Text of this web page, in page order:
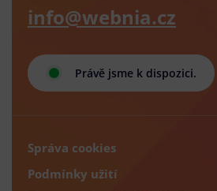
Právě jsme k dispozici.
info@webnia.cz
Správa cookies
Podmínky užití